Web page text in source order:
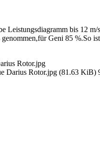
Leistungsdiagramm bis 12
Geni 85 %.So
Darius Rotor.jpg (81.63 KiB)